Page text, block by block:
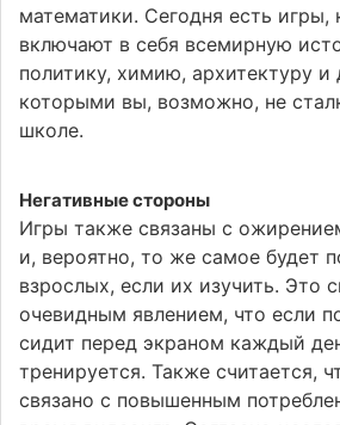
математики. Сегодня есть игры,
включают в себя всемирную
политику, химию, архитектуру и
которыми вы, возможно, не
школе.
Негативные стороны
Игры также связаны с
и, вероятно, то же самое будет
взрослых, если их изучить. Это
очевидным явлением, что если
сидит перед экраном каждый
тренируется. Также считается,
связано с повышенным